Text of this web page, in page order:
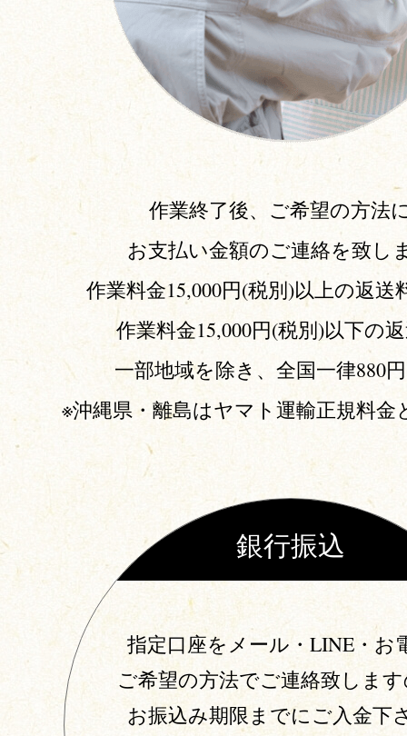
作業終了後、ご希望の方法
お支払い金額のご連絡を致し
作業料金15,000円(税別)以上の返送
作業料金15,000円(税別)以下の
一部地域を除き、全国一律880
※沖縄県・離島はヤマト運輸正規料金
銀行振込
指定口座をメール・LINE・お
ご希望の方法でご連絡致しま
お振込み期限までにご入金下